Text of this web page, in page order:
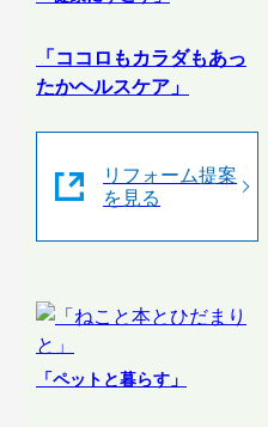
「ココロもカラダもあっ
たかヘルスケア」
リフォーム提案
を見る
「ペットと暮らす」